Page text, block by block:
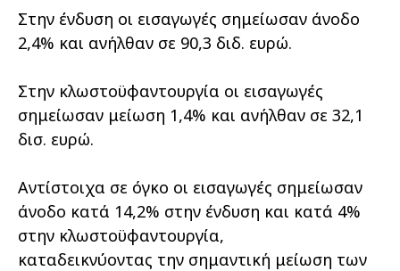
Στην ένδυση οι εισαγωγές σημείωσαν άνοδο
2,4% και ανήλθαν σε 90,3 διδ. ευρώ.
Στην κλωστοϋφαντουργία οι εισαγωγές
σημείωσαν μείωση 1,4% και ανήλθαν σε 32,1
δισ. ευρώ.
Αντίστοιχα σε όγκο οι εισαγωγές σημείωσαν
άνοδο κατά 14,2% στην ένδυση και κατά 4%
στην κλωστοϋφαντουργία,
καταδεικνύοντας την σημαντική μείωση των